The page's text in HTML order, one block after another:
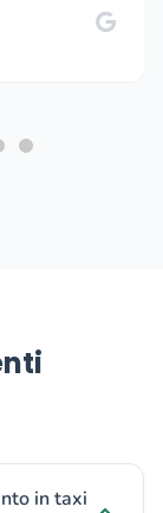
in taxi